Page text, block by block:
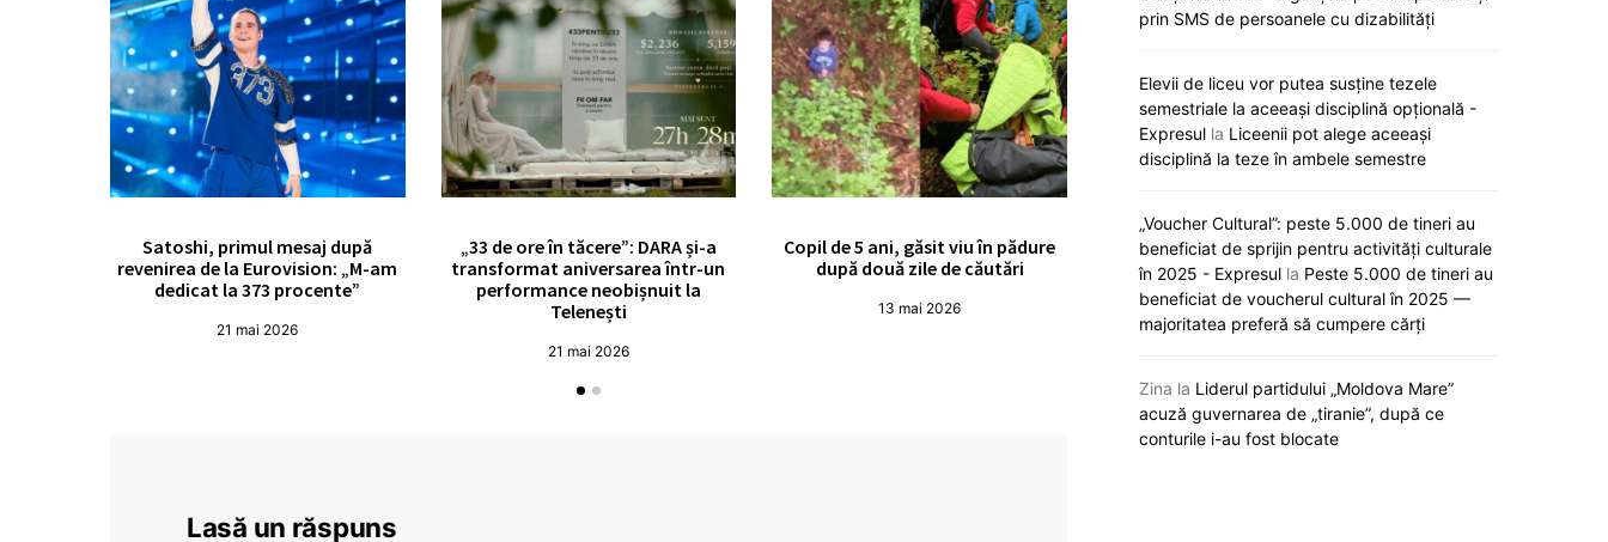
Satoshi, primul mesaj după
revenirea de la Eurovision: „M-am
dedicat la 373 procente”
21 mai 2026
„33 de ore în tăcere”: DARA și-a
transformat aniversarea într-un
performance neobișnuit la
Telenești
21 mai 2026
Copil de 5 ani, găsit viu în pădure
după două zile de căutări
13 mai 2026
„Viva, Moldova!” răsună astăzi la
Eurovision: Satoshi intră primul în
concurs
12 mai 2026
Noi reguli de
universități. Ce
Lasă un răspuns
prin SMS de persoanele cu dizabilități
Elevii de liceu vor putea susține tezele
semestriale la aceeași disciplină opțională -
Expresul la Liceenii pot alege aceeași
disciplină la teze în ambele semestre
„Voucher Cultural”: peste 5.000 de tineri au
beneficiat de sprijin pentru activități culturale
în 2025 - Expresul la Peste 5.000 de tineri au
beneficiat de voucherul cultural în 2025 —
majoritatea preferă să cumpere cărți
Zina la Liderul partidului „Moldova Mare”
acuză guvernarea de „tiranie”, după ce
conturile i-au fost blocate